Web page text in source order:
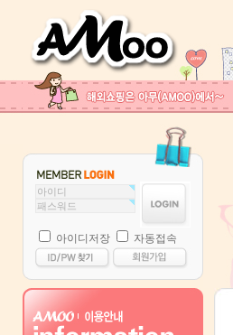
아이디저장 자동접속